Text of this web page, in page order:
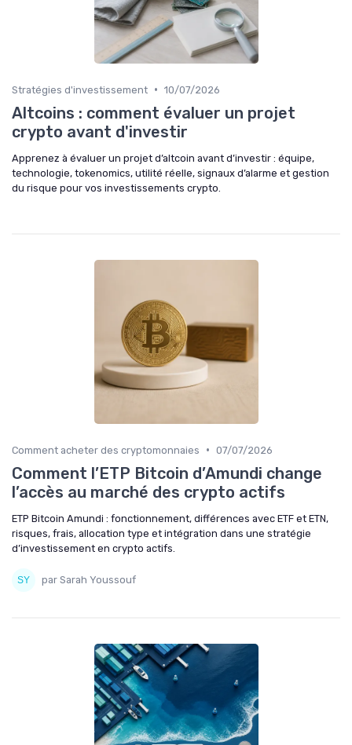
Stratégies d'investissement • 10/07/2026
Altcoins : comment évaluer un projet
crypto avant d'investir
Apprenez à évaluer un projet d’altcoin avant d’investir : équipe,
technologie, tokenomics, utilité réelle, signaux d’alarme et gestion
du risque pour vos investissements crypto.
Comment acheter des cryptomonnaies • 07/07/2026
Comment l’ETP Bitcoin d’Amundi change
l’accès au marché des crypto actifs
ETP Bitcoin Amundi : fonctionnement, différences avec ETF et ETN,
risques, frais, allocation type et intégration dans une stratégie
d’investissement en crypto actifs.
par Sarah Youssouf